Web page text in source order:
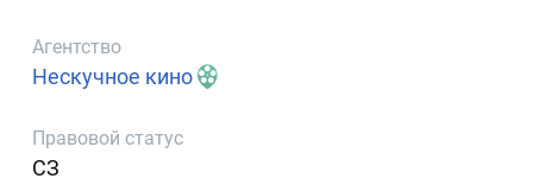
Агентство
Нескучное кино
Правовой статус
СЗ